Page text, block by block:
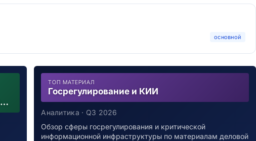
основной
ТОП МАТЕРИАЛ
Госрегулирование и КИИ
Аналитика · Q3 2026
Обзор сферы госрегулирования и критической
информационной инфраструктуры по материалам деловой